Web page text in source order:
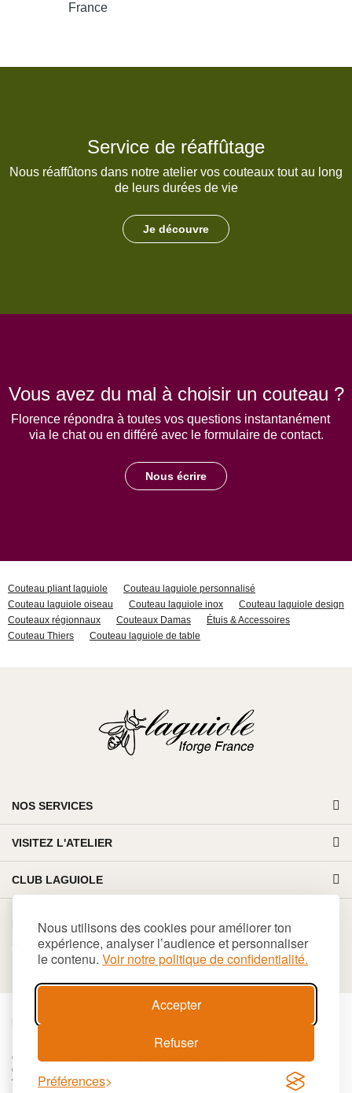
Nous utilisons des cookies pour améliorer ton
expérience, analyser l’audience et personnaliser
le contenu. Voir notre politique de confidentialité.
Accepter
Refuser
Préférences
France
Service de réaffûtage
Nous réaffûtons dans notre atelier vos couteaux tout au long
de leurs durées de vie
Je découvre
Vous avez du mal à choisir un couteau ?
Florence répondra à toutes vos questions instantanément
via le chat ou en différé avec le formulaire de contact.
Nous écrire
Couteau pliant laguiole
Couteau laguiole personnalisé
Couteau laguiole oiseau
Couteau laguiole inox
Couteau laguiole design
Couteaux régionnaux
Couteaux Damas
Étuis & Accessoires
Couteau Thiers
Couteau laguiole de table
NOS SERVICES
VISITEZ L'ATELIER
CLUB LAGUIOLE
PAIEMENT 100% SÉCURISÉ
Cookies
© 2026 LAGUIOLE Iforge BP 10 - 63550 PALLADUC SIREN 944 105 808 00017 - Code
APE 284 A